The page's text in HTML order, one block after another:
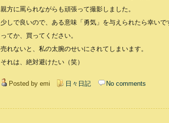
親方に罵られながらも頑張って撮影しました。
少しで良いので、ある意味「勇気」を与えられたら幸いで
ってか、買ってください。
売れないと、私の太腕のせいにされてしまいます。
それは、絶対避けたい（笑）
Posted by emi 日々日記 No comments